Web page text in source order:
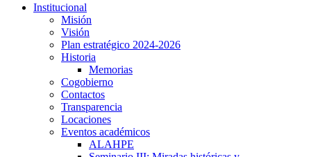
Institucional
Misión
Visión
Plan estratégico 2024-2026
Historia
Memorias
Cogobierno
Contactos
Transparencia
Locaciones
Eventos académicos
ALAHPE